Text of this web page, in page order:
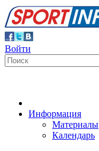
Войти
Информация
Материалы
Календарь